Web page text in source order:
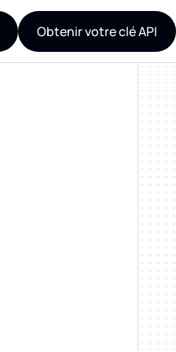
Obtenir votre clé API